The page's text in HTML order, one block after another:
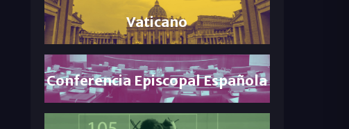
Vaticano
Conferencia Episcopal Española